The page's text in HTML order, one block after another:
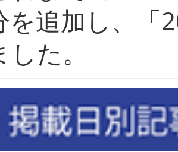
を追加し、「
まし